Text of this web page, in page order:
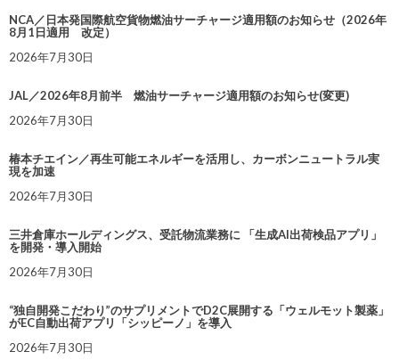
NCA／日本発国際航空貨物燃油サーチャージ適用額のお知らせ（2026年
8月1日適用 改定）
2026年7月30日
JAL／2026年8月前半 燃油サーチャージ適用額のお知らせ(変更)
2026年7月30日
椿本チエイン／再生可能エネルギーを活用し、カーボンニュートラル実
現を加速
2026年7月30日
三井倉庫ホールディングス、受託物流業務に 「生成AI出荷検品アプリ」
を開発・導入開始
2026年7月30日
“独自開発こだわり”のサプリメントでD2C展開する「ウェルモット製薬」
がEC自動出荷アプリ「シッピーノ」を導入
2026年7月30日